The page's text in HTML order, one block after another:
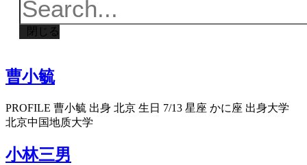
閉じる
曹小毓
PROFILE 曹小毓 出身 北京 生日 7/13 星座 かに座 出身大学
北京中国地质大学
小林三男